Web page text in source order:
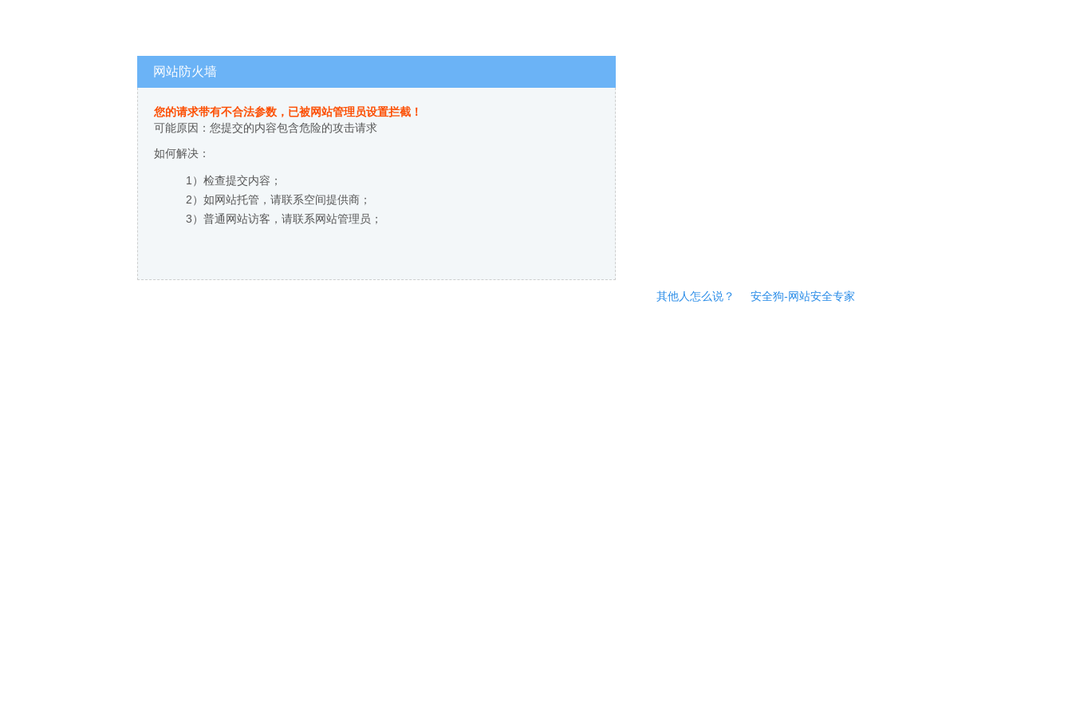
网站防火墙
您的请求带有不合法参数，已被网站管理员设置拦截！
可能原因：您提交的内容包含危险的攻击请求
如何解决：
1）检查提交内容；
2）如网站托管，请联系空间提供商；
3）普通网站访客，请联系网站管理员；
其他人怎么说？ 安全狗-网站安全专家